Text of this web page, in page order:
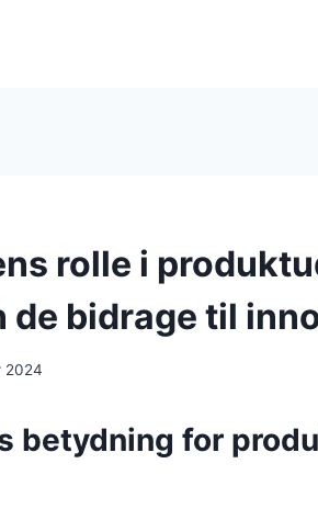
rolle i
de bidrage til
2024
betydning for